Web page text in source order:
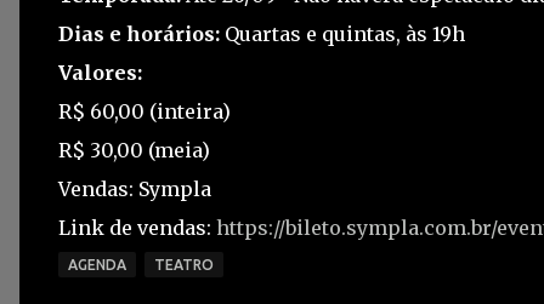
Dias e horários: Quartas e quintas, às 19h
Valores:
R$ 60,00 (inteira)
R$ 30,00 (meia)
Vendas: Sympla
Link de vendas: https://bileto.sympla.com.br/
AGENDA TEATRO